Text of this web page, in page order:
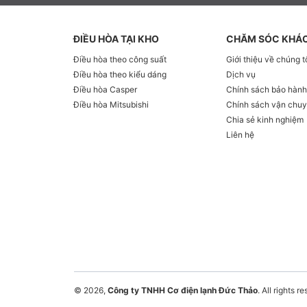
ĐIỀU HÒA TẠI KHO
Điều hòa theo công suất
Điều hòa theo kiểu dáng
Điều hòa Casper
Điều hòa Mitsubishi
CHĂM SÓC
Giới thiệu về chúng
Dịch vụ
Chính sách bảo hành
Chính sách vận
Chia sẻ kinh nghiệm
Liên hệ
© 2026, Công ty TNHH Cơ điện lạnh Đức Thảo. All rights